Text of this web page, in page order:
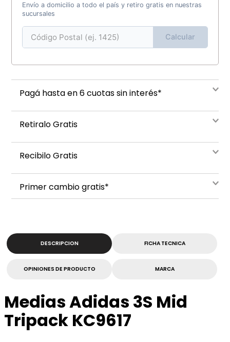
Envío a domicilio a todo el país y retiro gratis en nuestras
sucursales
Calcular
Pagá hasta en 6 cuotas sin interés*
Retiralo Gratis
Recibilo Gratis
Primer cambio gratis*
DESCRIPCION FICHA TECNICA
OPINIONES DE PRODUCTO MARCA
Medias Adidas 3S Mid
Tripack KC9617